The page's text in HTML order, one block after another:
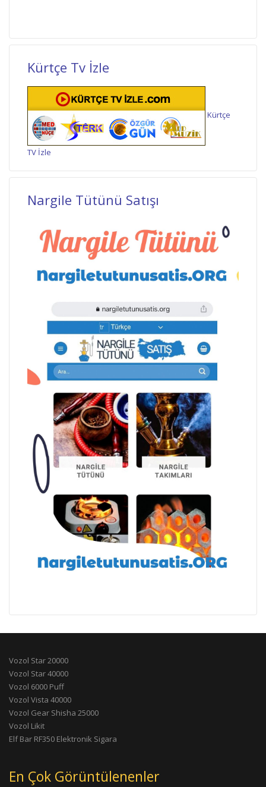
Kürtçe Tv İzle
Kürtçe
TV İzle
Nargile Tütünü Satışı
Vozol Star 20000
Vozol Star 40000
Vozol 6000 Puff
Vozol Vista 40000
Vozol Gear Shisha 25000
Vozol Likit
Elf Bar RF350 Elektronik Sigara
En Çok Görüntülenenler